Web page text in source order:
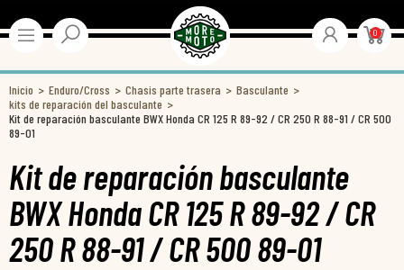
0
Inicio Enduro/Cross Chasis parte trasera
Basculante
kits de reparación del basculante
Kit de reparación basculante BWX Honda CR 125 R 89-92 / CR 250 R 88-91 / CR 500
89-01
Kit de reparación basculante
BWX Honda CR 125 R 89-92 / CR
250 R 88-91 / CR 500 89-01